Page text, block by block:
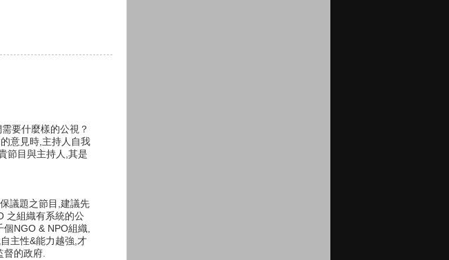
要什麼樣的公視？
意見時,主持人自我
節目與主持人,其是
議題之節目,建議先
之組織有系統的公
NGO & NPO組織,
主性&能力越強,才
督的政府.